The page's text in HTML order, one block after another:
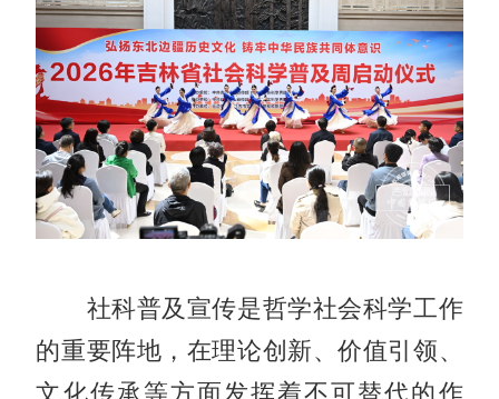
社科普及宣传是哲学社会科学工作
的重要阵地，在理论创新、价值引领、
文化传承等方面发挥着不可替代的作